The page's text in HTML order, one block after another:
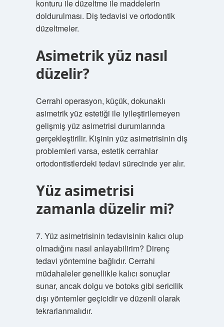
konturu ile düzeltme ile maddelerin
doldurulması. Diş tedavisi ve ortodontik
düzeltmeler.
Asimetrik yüz nasıl
düzelir?
Cerrahi operasyon, küçük, dokunaklı
asimetrik yüz estetiği ile iyileştirilemeyen
gelişmiş yüz asimetrisi durumlarında
gerçekleştirilir. Kişinin yüz asimetrisinin diş
problemleri varsa, estetik cerrahlar
ortodontistlerdeki tedavi sürecinde yer alır.
Yüz asimetrisi
zamanla düzelir mi?
7. Yüz asimetrisinin tedavisinin kalıcı olup
olmadığını nasıl anlayabilirim? Direnç
tedavi yöntemine bağlıdır. Cerrahi
müdahaleler genellikle kalıcı sonuçlar
sunar, ancak dolgu ve botoks gibi sericilik
dışı yöntemler geçicidir ve düzenli olarak
tekrarlanmalıdır.